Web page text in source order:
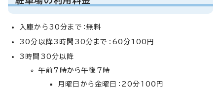
入庫から30分まで：無料
30分以降3時間30分まで：60分100円
3時間30分以降
午前7時から午後7時
月曜日から金曜日：20分100円